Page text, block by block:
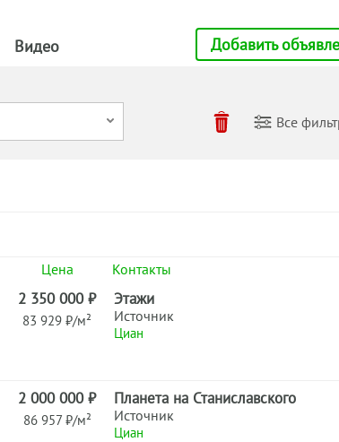
Видео Добавить
Все
Цена Контакты
2 350 000 ₽
83 929 ₽/м²
Этажи
Источник
Циан
2 000 000 ₽
86 957 ₽/м²
Планета на Станиславского
Источник
Циан